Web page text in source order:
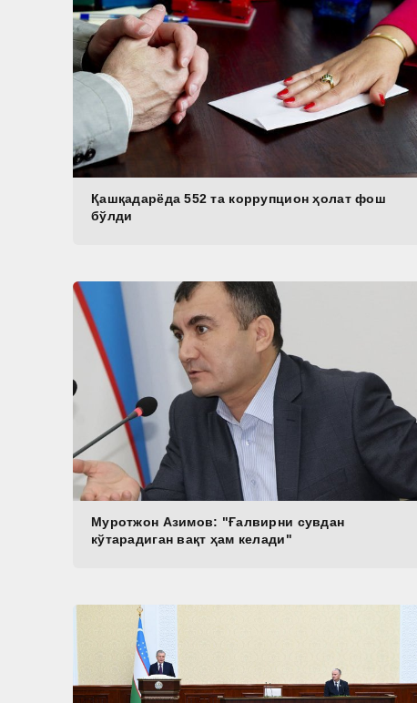
Қашқадарёда 552 та коррупцион ҳолат фош
бўлди
Муротжон Азимов: "Ғалвирни сувдан
кўтарадиган вақт ҳам келади"